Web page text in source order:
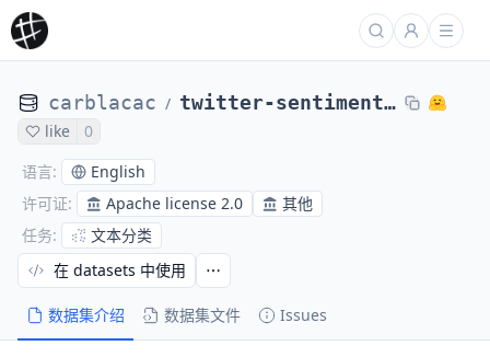
carblacac / twitter-sentiment-analysis
like
0
语言:
English
许可证: Apache license 2.0
其他
任务: 文本分类
数据集介绍 数据集文件 Issues
在 datasets 中使用